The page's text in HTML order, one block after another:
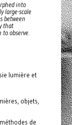
into
large-scale
between
that
observe.
lumière et
objets,
de